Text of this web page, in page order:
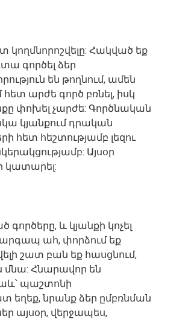
կողմնորոշվելը: Հակված եք
գործել ձեր
են թողնում, ամեն
արժե գործ բռնել, իսկ
փոխել չարժե: Գործնական
կյանքում դրական
հետ հեշտությամբ լեզու
Այսօր
կատարել:
և կյանքի կոչել
ահ, փորձում եք
շատ բան եք հասցնում,
մնա: Հնարավոր են
պաշտոնի
եղեք, նրանք ձեր ըմբռնման
այսօր, վերջապես,